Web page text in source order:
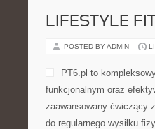
LIFESTYLE
POSTED BY ADMIN
PT6.pl to
funkcjonalnym oraz
zaawansowany ćwiczący
do regularnego wysiłku